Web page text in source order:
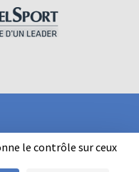
le contrôle sur ceux